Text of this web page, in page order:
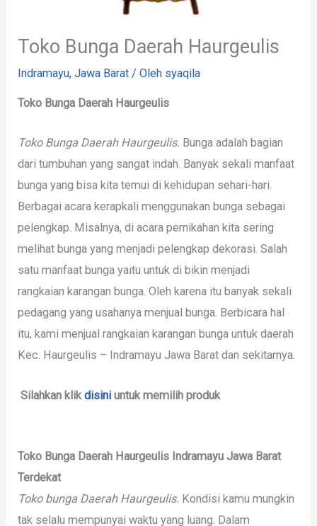
Toko Bunga Daerah Haurgeulis
Indramayu,Jawa Barat / Oleh syaqila
Toko Bunga Daerah Haurgeulis
Toko Bunga Daerah Haurgeulis. Bunga adalah bagian
dari tumbuhan yang sangat indah. Banyak sekali manfaat
bunga yang bisa kita temui di kehidupan sehari-hari.
Berbagai acara kerapkali menggunakan bunga sebagai
pelengkap. Misalnya, di acara pernikahan kita sering
melihat bunga yang menjadi pelengkap dekorasi. Salah
satu manfaat bunga yaitu untuk di bikin menjadi
rangkaian karangan bunga. Oleh karena itu banyak sekali
pedagang yang usahanya menjual bunga. Berbicara hal
itu, kami menjual rangkaian karangan bunga untuk daerah
Kec. Haurgeulis – Indramayu Jawa Barat dan sekitarnya.
Silahkan klikdisiniuntuk memilih produk
Toko Bunga Daerah Haurgeulis Indramayu Jawa Barat
Terdekat
Toko bunga Daerah Haurgeulis. Kondisi kamu mungkin
tak selalu mempunyai waktu yang luang. Dalam